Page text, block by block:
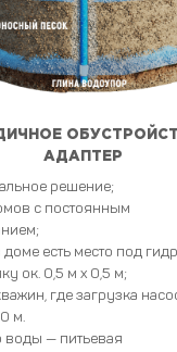
АДАПТЕР
решение;
с постоянным
есть место под
ок. 0,5 м х 0,5 м;
где загрузка
м.
воды — питьевая